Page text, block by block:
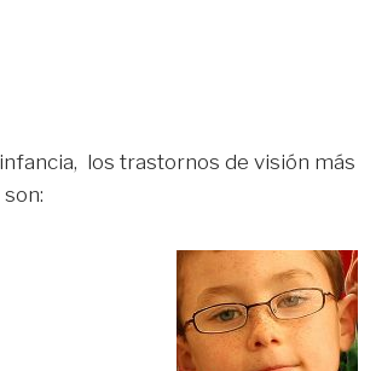
los trastornos de visión más